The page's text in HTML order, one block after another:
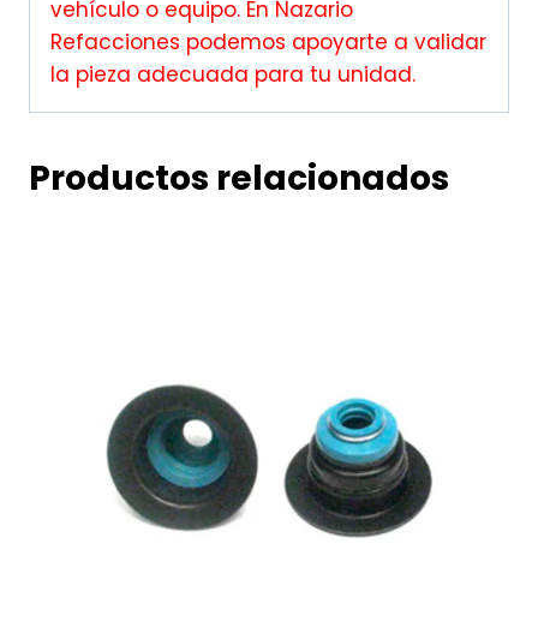
vehículo o equipo. En Nazario
Refacciones podemos apoyarte a validar
la pieza adecuada para tu unidad.
Productos relacionados